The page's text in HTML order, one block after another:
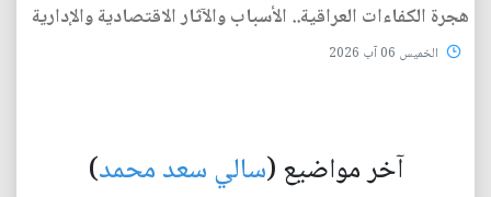
هجرة الكفاءات العراقية.. الأسباب والآثار الاقتصادية والإدارية
الخميس 06 آب 2026
آخر مواضيع (سالي سعد محمد)